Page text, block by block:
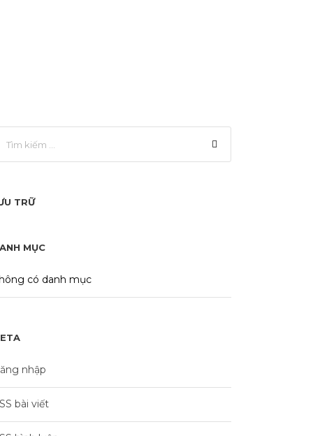
TRỮ
MỤC
có danh mục
nhập
bài viết